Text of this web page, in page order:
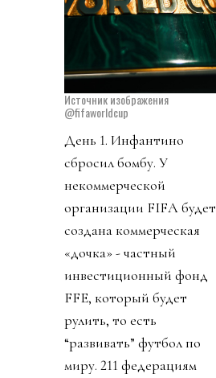
Источник изображения
@fifaworldcup
День 1. Инфантино
сбросил бомбу. У
некоммерческой
организации FIFA будет
создана коммерческая
«дочка» - частный
инвестиционный фонд
FFE, который будет
рулить, то есть
“развивать” футбол по
миру. 211 федерациям